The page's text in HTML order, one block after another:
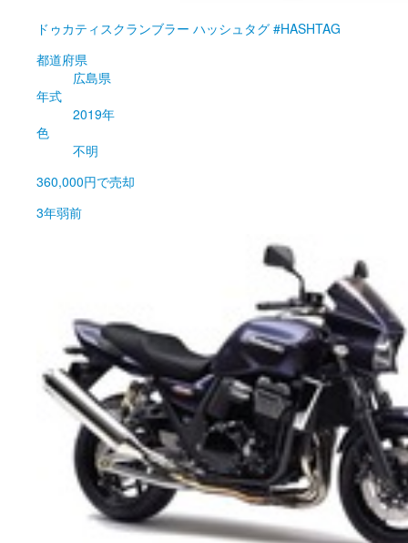
ドゥカティ スクランブラー ハッシュタグ #HASHTAG
都道府県
広島県
年式
2019年
色
不明
360,000円で売却
3年弱前